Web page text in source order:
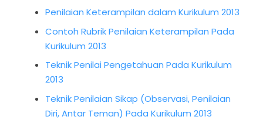
Penilaian Keterampilan dalam Kurikulum 2013
Contoh Rubrik Penilaian Keterampilan Pada
Kurikulum 2013
Teknik Penilai Pengetahuan Pada Kurikulum
2013
Teknik Penilaian Sikap (Observasi, Penilaian
Diri, Antar Teman) Pada Kurikulum 2013